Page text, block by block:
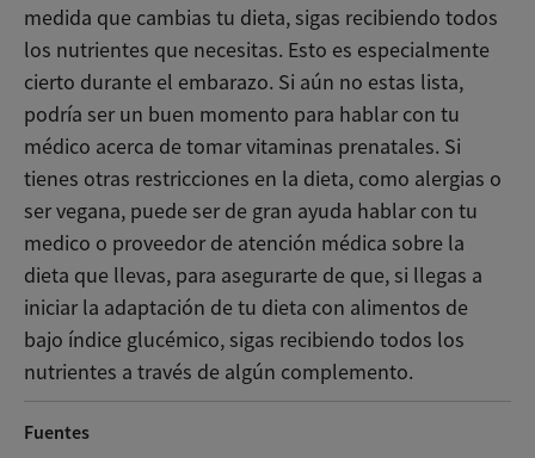
medida que cambias tu dieta, sigas recibiendo todos
los nutrientes que necesitas. Esto es especialmente
cierto durante el embarazo. Si aún no estas lista,
podría ser un buen momento para hablar con tu
médico acerca de tomar vitaminas prenatales. Si
tienes otras restricciones en la dieta, como alergias o
ser vegana, puede ser de gran ayuda hablar con tu
medico o proveedor de atención médica sobre la
dieta que llevas, para asegurarte de que, si llegas a
iniciar la adaptación de tu dieta con alimentos de
bajo índice glucémico, sigas recibiendo todos los
nutrientes a través de algún complemento.
Fuentes